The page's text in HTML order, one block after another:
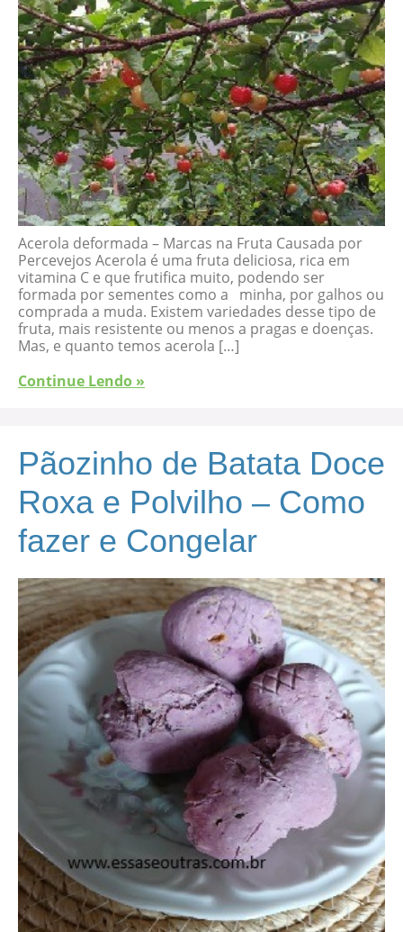
Acerola deformada – Marcas na Fruta Causada por
Percevejos Acerola é uma fruta deliciosa, rica em
vitamina C e que frutifica muito, podendo ser
formada por sementes como a minha, por galhos ou
comprada a muda. Existem variedades desse tipo de
fruta, mais resistente ou menos a pragas e doenças.
Mas, e quanto temos acerola […]
Continue Lendo »
Pãozinho de Batata Doce
Roxa e Polvilho – Como
fazer e Congelar